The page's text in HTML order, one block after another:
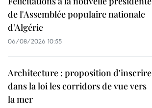
de l'Assemblée populaire nationale
d’Algérie
06/08/2026 10:55
Architecture : proposition d'inscrire
dans la loi les corridors de vue vers
la mer